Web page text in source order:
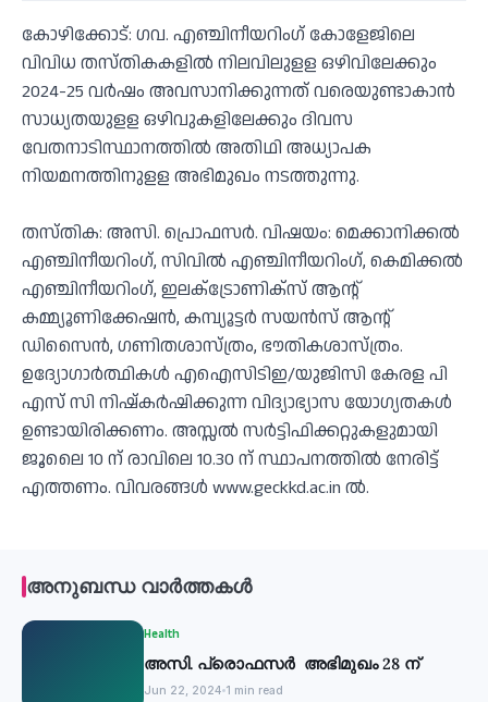
കോഴിക്കോട്: ഗവ. എഞ്ചിനീയറിംഗ് കോളേജിലെ
വിവിധ തസ്തികകളില്‍ നിലവിലുളള ഒഴിവിലേക്കും
2024-25 വര്‍ഷം അവസാനിക്കുന്നത് വരെയുണ്ടാകാന്‍
സാധ്യതയുളള ഒഴിവുകളിലേക്കും ദിവസ
വേതനാടിസ്ഥാനത്തില്‍ അതിഥി അധ്യാപക
നിയമനത്തിനുളള അഭിമുഖം നടത്തുന്നു.
തസ്തിക: അസി. പ്രൊഫസര്‍. വിഷയം: മെക്കാനിക്കല്‍
എഞ്ചിനീയറിംഗ്, സിവില്‍ എഞ്ചിനീയറിംഗ്, കെമിക്കല്‍
എഞ്ചിനീയറിംഗ്, ഇലക്‌ട്രോണിക്‌സ് ആന്റ്
കമ്മ്യൂണിക്കേഷന്‍, കമ്പ്യൂട്ടര്‍ സയന്‍സ് ആന്റ്
ഡിസൈന്‍, ഗണിതശാസ്ത്രം, ഭൗതികശാസ്ത്രം.
ഉദ്യോഗാര്‍ത്ഥികള്‍ എഐസിടിഇ/യുജിസി കേരള പി
എസ് സി നിഷ്‌കര്‍ഷിക്കുന്ന വിദ്യാഭ്യാസ യോഗ്യതകള്‍
ഉണ്ടായിരിക്കണം. അസ്സല്‍ സര്‍ട്ടിഫിക്കറ്റുകളുമായി
ജൂലൈ 10 ന് രാവിലെ 10.30 ന് സ്ഥാപനത്തില്‍ നേരിട്ട്
എത്തണം. വിവരങ്ങള്‍ www.geckkd.ac.in ൽ.
അനുബന്ധ വാർത്തകൾ
Health
അസി. പ്രൊഫസര്‍ അഭിമുഖം 28 ന്
Jun 22, 2024 1 min read